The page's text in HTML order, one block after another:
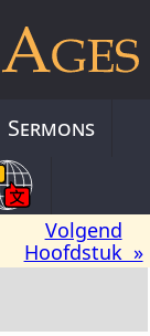
Sermons
Volgend
Hoofdstuk »